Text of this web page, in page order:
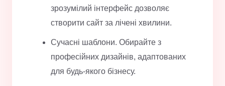
зрозумілий інтерфейс дозволяє
створити сайт за лічені хвилини.
Сучасні шаблони. Обирайте з
професійних дизайнів, адаптованих
для будь-якого бізнесу.